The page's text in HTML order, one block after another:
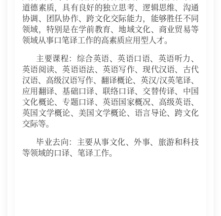
道德素质，具有良好的独立思考、逻辑思维、沟通
协调、团队协作、跨文化交际能力，能够胜任不同
领域，特别是在学前教育、地域文化、商业贸易等
领域从事口笔译工作的高素质应用型人才。
主要课程：综合英语、英语口语、英语听力、
英语阅读、英语语法、英语写作、现代汉语、古代
汉语、高级汉语写作、翻译概论、英汉/汉英笔译、
应用翻译、基础口译、联络口译、交替传译、中国
文化概论、专题口译、英语国家概况、高级英语、
英国文学概论、美国文学概论、语言导论、跨文化
交际等。
毕业去向：主要从事文化、外事、旅游和科技
等领域的口译、笔译工作。